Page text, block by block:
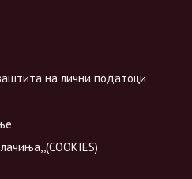
на лични податоци